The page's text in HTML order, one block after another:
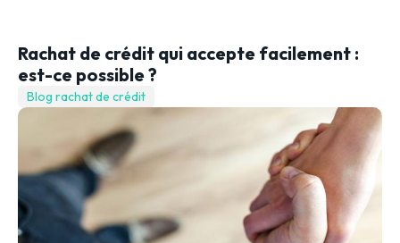
Rachat de crédit qui accepte facilement :
est-ce possible ?
Blog rachat de crédit